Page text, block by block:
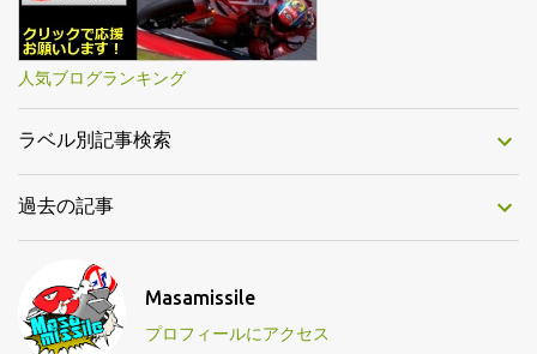
人気ブログランキング
ラベル別記事検索
過去の記事
Masamissile
プロフィールにアクセス